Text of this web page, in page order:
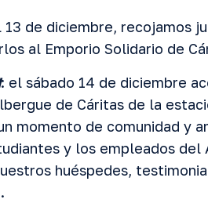
13 de diciembre, recojamos
al Emporio Solidario de
: el sábado 14 de diciembre
de Cáritas de la
momento de comunidad y
y los empleados del
huéspedes,